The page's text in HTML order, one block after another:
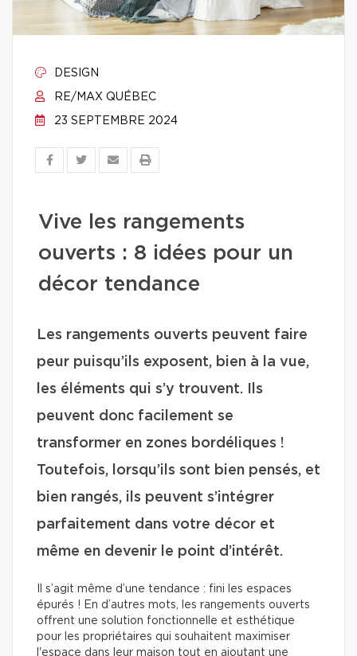
DESIGN
RE/MAX QUÉBEC
23 SEPTEMBRE 2024
Vive les rangements
ouverts : 8 idées pour un
décor tendance
Les rangements ouverts peuvent faire
peur puisqu’ils exposent, bien à la vue,
les éléments qui s’y trouvent. Ils
peuvent donc facilement se
transformer en zones bordéliques !
Toutefois, lorsqu’ils sont bien pensés, et
bien rangés, ils peuvent s’intégrer
parfaitement dans votre décor et
même en devenir le point d’intérêt.
Il s’agit même d’une tendance : fini les espaces
épurés ! En d’autres mots, les rangements ouverts
offrent une solution fonctionnelle et esthétique
pour les propriétaires qui souhaitent maximiser
l'espace dans leur maison tout en ajoutant une